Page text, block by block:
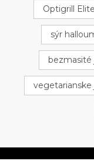
Optigrill Elite
sýr
bezmasité
vegetarianske